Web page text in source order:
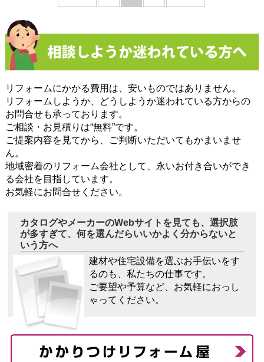
リフォームにかかる費用は、安いものではありません。
リフォームしようか、どうしようか迷われている方からの
お問合せも承っております。
ご相談・お見積りは“無料”です。
ご提案内容を見てから、ご判断いただいてもかまいませ
ん。
地域密着のリフォーム会社として、永いお付き合いができ
る会社を目指しています。
お気軽にお問合せください。
カタログやメーカーのWebサイトを見ても、選択肢
が多すぎて、何を選んだらいいかよく分からないと
いう方へ
建材や住宅設備を選ぶお手伝いをす
るのも、私たちの仕事です。
ご要望や予算など、お気軽におっし
ゃってください。